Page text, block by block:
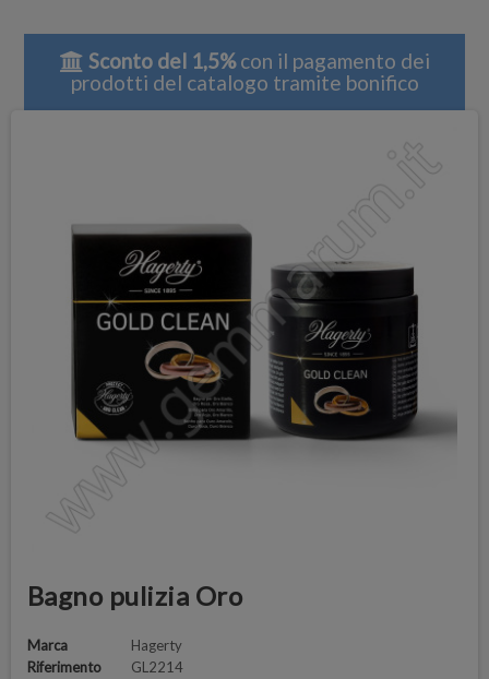
Sconto del 1,5%con il pagamento dei
prodotti del catalogo tramite bonifico
Bagno pulizia Oro
Marca
Hagerty
Riferimento
GL2214